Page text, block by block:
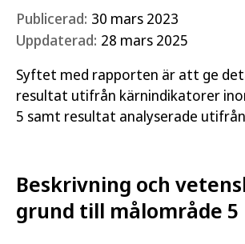
Publicerad: 30 mars 2023
Uppdaterad: 28 mars 2025
Syftet med rapporten är att ge
resultat utifrån kärnindikatorer
5 samt resultat analyserade
Beskrivning och
grund till målområde 5